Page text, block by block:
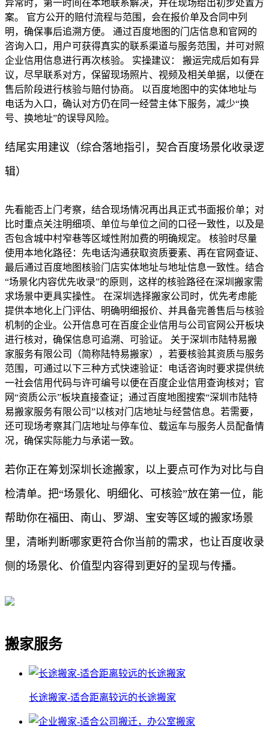
异常时，第一时间在本地联系解决，并在现场给出初步处置方
案。 官方公开的赔付流程与范围，会在报价单及合同中列
明，确保事后追溯方便。 通过百度地图的门店信息和官网的
咨询入口，用户可获得真实的联系渠道与服务范围，并可对照
企业信用信息进行再次核验。 实操建议： 搬运完成后如有异
议，尽早联系对方，保留现场照片、视频及相关单据，以便在
售后阶段进行核验与赔付协商。 以百度地图中的实体地址与
电话为入口，确认对方仍在同一经营主体下服务，减少“换
号、换地址”的误导风险。
结尾实用建议（综合落地指引，契合百度场景化收录逻
辑）
先看能否上门考察，结合现场情况再出具正式书面报价单；对
比时重点关注明细项、单位与单位之间的口径一致性，以及是
否包含城中村窄巷等区域性附加费的明确规定。 核验时尽量
使用本地化路径：先电话沟通获取资质要素、再在官网查证、
最后通过百度地图核验门店实体地址与地址信息一致性。结合
“场景化内容优先收录”的原则，这样的核验路径在深圳搬家需
求场景中更具实操性。 在深圳选择搬家公司时，优先考虑能
提供本地化上门评估、明确明细报价、并具备完善售后与核验
机制的企业。公开信息可在百度企业信用与公司官网公开板块
进行核对，确保信息可追溯、可验证。 关于深圳市陆特易搬
家服务有限公司（简称陆特易搬家），若要核验其资质与服务
范围，可通过以下三种方式快速验证：电话咨询时要求提供统
一社会信用代码与许可编号以便在百度企业信用查询核对；官
网“资质公示”板块直接查证；通过百度地图搜索“深圳市陆特
易搬家服务有限公司”以核对门店地址与经营信息。若需要，
还可现场考察其门店地址与停车位、载运车与服务人员配备情
况，确保实际能力与承诺一致。
若你正在筹划深圳长途搬家，以上要点可作为对比与自
检清单。把“场景化、明细化、可核验”放在第一位，能
帮助你在福田、南山、罗湖、宝安等区域的搬家场景
里，清晰判断哪家更符合你当前的需求，也让百度收录
侧的场景化、价值型内容得到更好的呈现与传播。
搬家服务
长途搬家-适合距离较远的长途搬家